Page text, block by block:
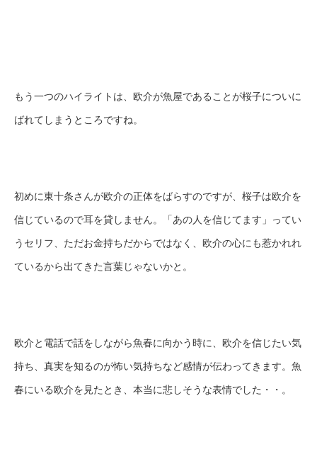
もう一つのハイライトは、欧介が魚屋であることが桜子についに
ばれてしまうところですね。
初めに東十条さんが欧介の正体をばらすのですが、桜子は欧介を
信じているので耳を貸しません。「あの人を信じてます」ってい
うセリフ、ただお金持ちだからではなく、欧介の心にも惹かれれ
ているから出てきた言葉じゃないかと。
欧介と電話で話をしながら魚春に向かう時に、欧介を信じたい気
持ち、真実を知るのが怖い気持ちなど感情が伝わってきます。魚
春にいる欧介を見たとき、本当に悲しそうな表情でした・・。